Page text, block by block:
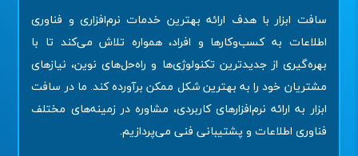
سافت ابزار با هدف ارائه بهترین خدمات نرم‌افزاری و فناوری
اطلاعات به کسب‌وکارها و افراد، همواره تلاش می‌کند تا با
بهره‌گیری از جدیدترین تکنولوژی‌ها و راه‌حل‌های نوین، نیازهای
مشتریان خود را به بهترین شکل ممکن برآورده کند. ما در سافت
ابزار به ارائه نرم‌افزارهای کاربردی، مشاوره در زمینه‌های مختلف
فناوری اطلاعات و پشتیبانی فنی می‌پردازیم.